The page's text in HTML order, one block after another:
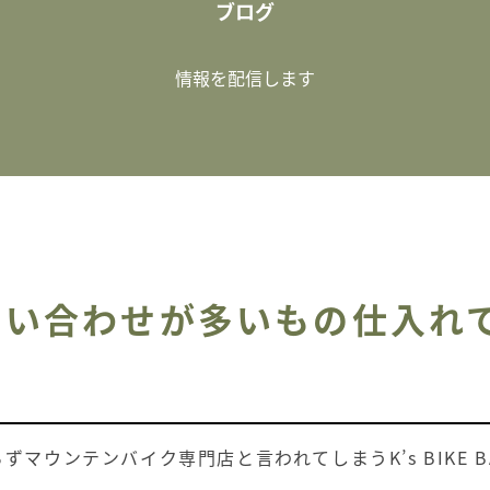
ブログ
情報を配信します
合わせが多いもの仕入れ
マウンテンバイク専門店と言われてしまうK’s BIKE